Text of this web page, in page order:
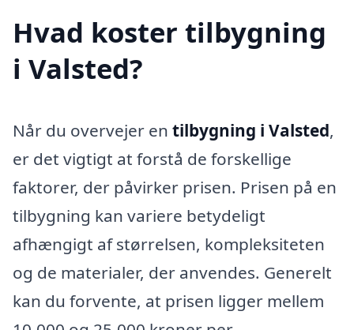
Hvad koster tilbygning
i Valsted?
Når du overvejer en tilbygning i Valsted,
er det vigtigt at forstå de forskellige
faktorer, der påvirker prisen. Prisen på en
tilbygning kan variere betydeligt
afhængigt af størrelsen, kompleksiteten
og de materialer, der anvendes. Generelt
kan du forvente, at prisen ligger mellem